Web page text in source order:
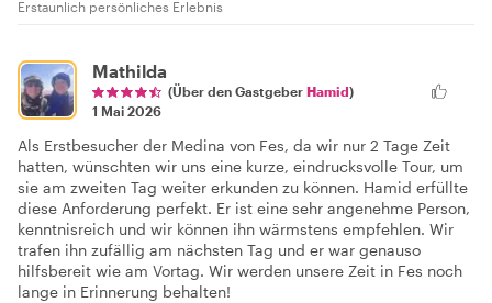
Erstaunlich persönliches Erlebnis
Mathilda
(Über den Gastgeber Hamid)
1 Mai 2026
Als Erstbesucher der Medina von Fes, da wir nur 2 Tage Zeit
hatten, wünschten wir uns eine kurze, eindrucksvolle Tour, um
sie am zweiten Tag weiter erkunden zu können. Hamid erfüllte
diese Anforderung perfekt. Er ist eine sehr angenehme Person,
kenntnisreich und wir können ihn wärmstens empfehlen. Wir
trafen ihn zufällig am nächsten Tag und er war genauso
hilfsbereit wie am Vortag. Wir werden unsere Zeit in Fes noch
lange in Erinnerung behalten!